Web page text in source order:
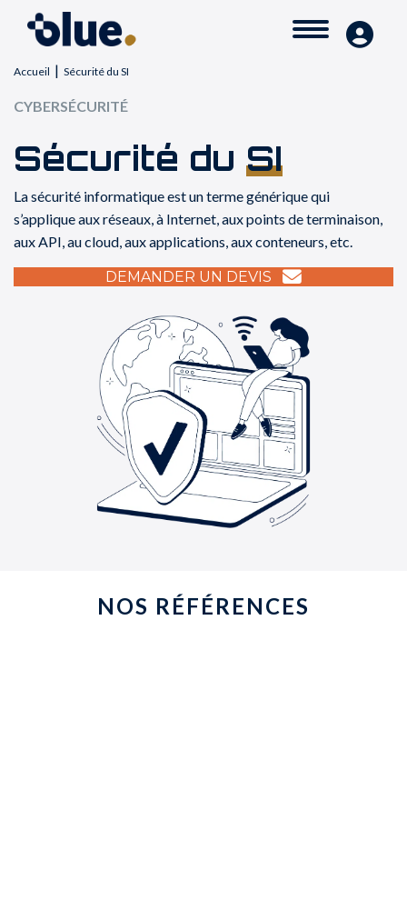
Accueil | Sécurité du SI
CYBERSÉCURITÉ
Sécurité du SI
La sécurité informatique est un terme générique qui
s’applique aux réseaux, à Internet, aux points de terminaison,
aux API, au cloud, aux applications, aux conteneurs, etc.
DEMANDER UN DEVIS
NOS RÉFÉRENCES